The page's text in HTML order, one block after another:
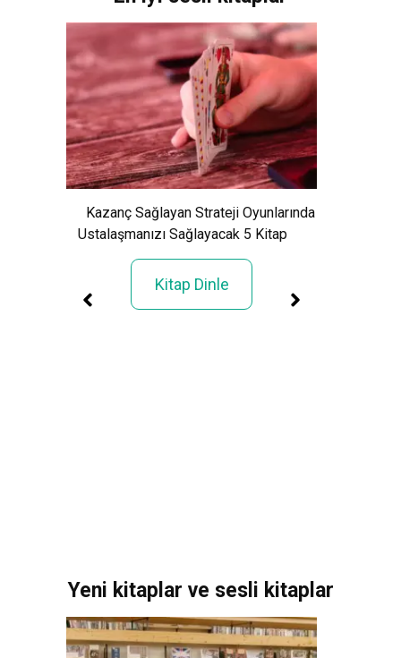
Kazanç Sağlayan Strateji Oyunlarında
Ustalaşmanızı Sağlayacak 5 Kitap
Kitap Dinle
Yeni kitaplar ve sesli kitaplar